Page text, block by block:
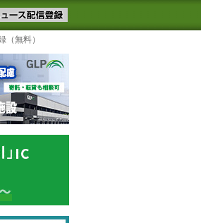
物流ニュースメール配信を登録す
テーマ
（無料）